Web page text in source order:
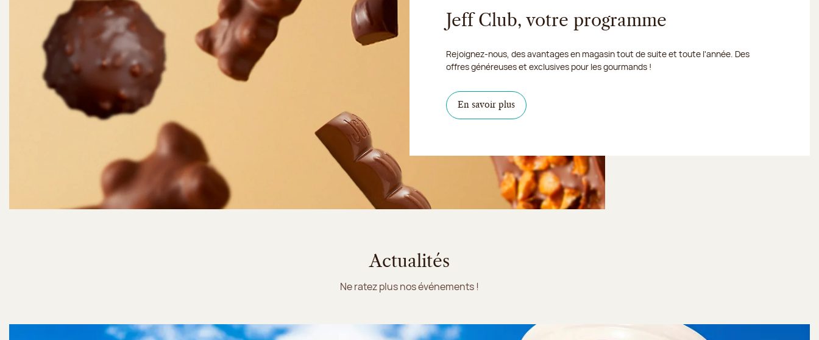
Jeff Club, votre programme
Rejoignez-nous, des avantages en magasin tout de suite et toute l'année. Des
offres généreuses et exclusives pour les gourmands !
En savoir plus
Actualités
Ne ratez plus nos événements !